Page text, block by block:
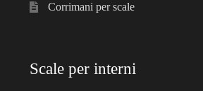
Corrimani per scale
Scale per interni